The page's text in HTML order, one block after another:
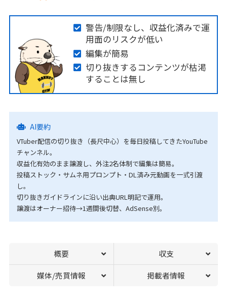
警告/制限なし、収益化済みで運
用面のリスクが低い
編集が簡易
切り抜きするコンテンツが枯渇
することは無し
AI要約
VTuber配信の切り抜き（長尺中心）を毎日投稿してきたYouTube
チャンネル。
収益化有効のまま譲渡し、外注2名体制で編集は簡易。
投稿ストック・サムネ用プロンプト・DL済み元動画を一式引渡
し。
切り抜きガイドラインに沿い出典URL明記で運用。
譲渡はオーナー招待→1週間後切替、AdSense別。
概要 収支
媒体/売買情報 掲載者情報